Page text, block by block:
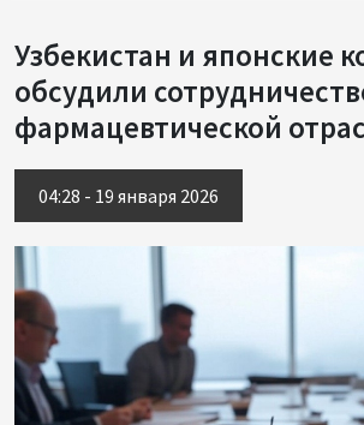
Узбекистан и японские
обсудили
фармацевтической
04:28 - 19 января 2026